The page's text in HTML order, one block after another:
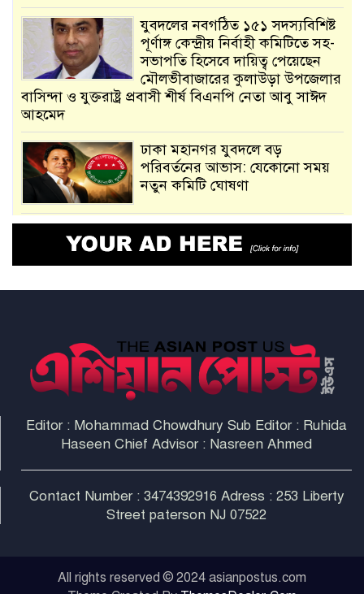
যুবদলের নবগঠিত ১৫১ সদস্যবিশিষ্ট
পূর্ণাঙ্গ কেন্দ্রীয় নির্বাহী কমিটিতে সহ-
সভাপতি হিসেবে দায়িত্ব পেয়েছেন
মৌলভীবাজারের কুলাউড়া উপজেলার
বাসিন্দা ও যুক্তরাষ্ট্র প্রবাসী শীর্ষ বিএনপি নেতা আবু সাঈদ
আহমেদ
ঢাকা মহানগর যুবদলে বড়
পরিবর্তনের আভাস: যেকোনো সময়
নতুন কমিটি ঘোষণা
মানুষের উপকার হয় : প্রধানমন্ত্রী
যুক্তরাষ্ট্র ও ইসরায়েল বাদে হরমুজ
এবার চীনের দ্বারস্থ হলেন ডোনাল্ড
ট্রাম্প
ট্রাম্পকে আহ্বান সৌদি আরবের
Editor : Mohammad Chowdhury Sub Editor : Ruhida
Haseen Chief Advisor : Nasreen Ahmed
Contact Number : 3474392916 Adress : 253 Liberty
Street paterson NJ 07522
All rights reserved © 2024 asianpostus.com